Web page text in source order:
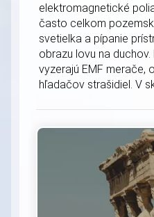
elektromagnetické
často celkom
svetielka a pípanie
obrazu lovu na
vyzerajú EMF merače,
hľadačov strašidiel. V